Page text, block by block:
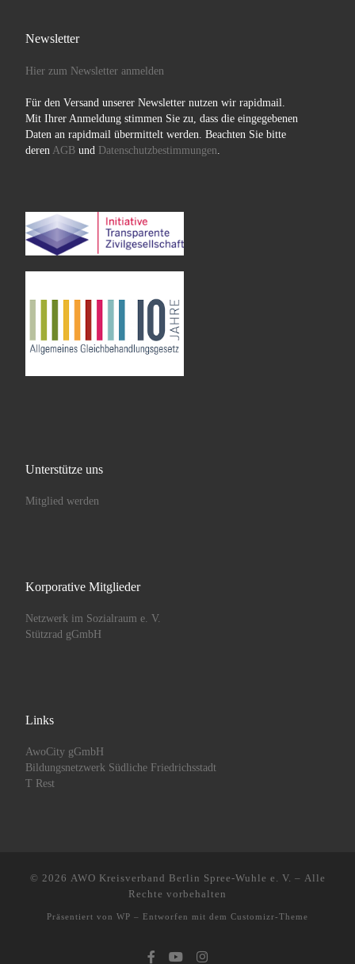
Newsletter
Hier zum Newsletter anmelden
Für den Versand unserer Newsletter nutzen wir rapidmail.
Mit Ihrer Anmeldung stimmen Sie zu, dass die eingegebenen
Daten an rapidmail übermittelt werden. Beachten Sie bitte
deren AGBund Datenschutzbestimmungen
Unterstütze uns
Mitglied werden
Korporative Mitglieder
Netzwerk im Sozialraum e. V.
Stützrad gGmbH
Links
AwoCity gGmbH
Bildungsnetzwerk Südliche Friedrichsstadt
T Rest
© 2026 AWO Kreisverband Berlin Spree-Wuhle e. V. – Alle
Rechte vorbehalten
Präsentiert von WP – Entworfen mit dem Customizr-Theme